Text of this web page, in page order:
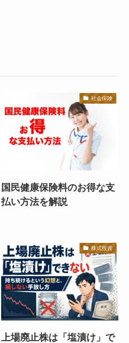
社会保険
国民健康保険料のお得な支
払い方法を解説
株式投資
上場廃止株は「塩漬け」で